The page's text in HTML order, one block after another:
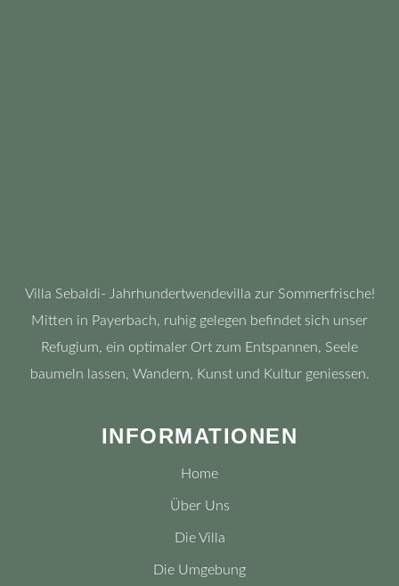
Villa Sebaldi- Jahrhundertwendevilla zur Sommerfrische!
Mitten in Payerbach, ruhig gelegen befindet sich unser
Refugium, ein optimaler Ort zum Entspannen, Seele
baumeln lassen, Wandern, Kunst und Kultur geniessen.
INFORMATIONEN
Home
Über Uns
Die Villa
Die Umgebung